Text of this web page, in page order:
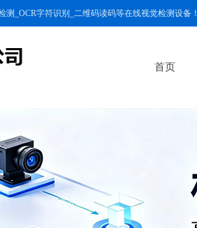
_OCR字符识别_二维码读码等在线视觉检测设备！
首页